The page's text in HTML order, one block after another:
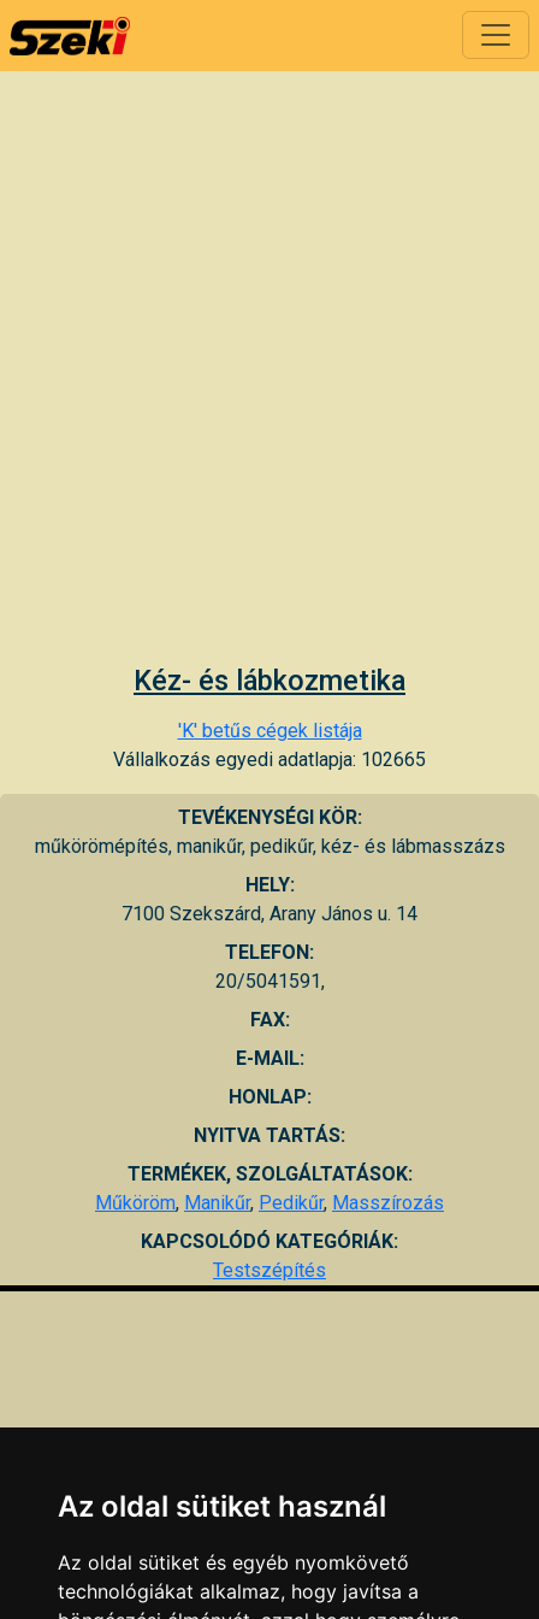
Kéz- és lábkozmetika
'K' betűs cégek listája
Vállalkozás egyedi adatlapja: 102665
TEVÉKENYSÉGI KÖR:
műkörömépítés, manikűr, pedikűr, kéz- és lábmasszázs
HELY:
7100 Szekszárd, Arany János u. 14
TELEFON:
20/5041591,
FAX:
E-MAIL:
HONLAP:
NYITVA TARTÁS:
TERMÉKEK, SZOLGÁLTATÁSOK:
Műköröm, Manikűr, Pedikűr, Masszírozás
KAPCSOLÓDÓ KATEGÓRIÁK:
Testszépítés
Az oldal sütiket használ
Az oldal sütiket és egyéb nyomkövető
technológiákat alkalmaz, hogy javítsa a